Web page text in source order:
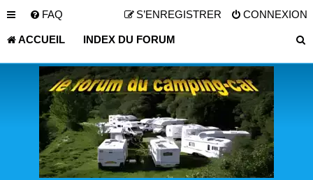
FAQ CONNEXION
S’ENREGISTRER
ACCUEIL INDEX DU FORUM